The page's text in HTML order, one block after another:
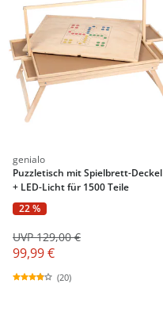
genialo
Puzzletisch mit Spielbrett-Deckel
+ LED-Licht für 1500 Teile
22 %
99,99 €
UVP 129,00 €
(20)